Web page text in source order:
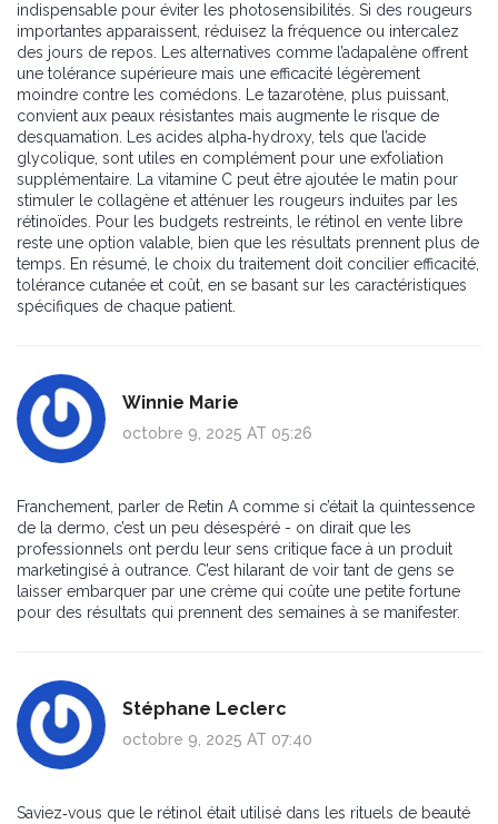
indispensable pour éviter les photosensibilités. Si des rougeurs
importantes apparaissent, réduisez la fréquence ou intercalez
des jours de repos. Les alternatives comme l’adapalène offrent
une tolérance supérieure mais une efficacité légèrement
moindre contre les comédons. Le tazarotène, plus puissant,
convient aux peaux résistantes mais augmente le risque de
desquamation. Les acides alpha‑hydroxy, tels que l’acide
glycolique, sont utiles en complément pour une exfoliation
supplémentaire. La vitamine C peut être ajoutée le matin pour
stimuler le collagène et atténuer les rougeurs induites par les
rétinoïdes. Pour les budgets restreints, le rétinol en vente libre
reste une option valable, bien que les résultats prennent plus de
temps. En résumé, le choix du traitement doit concilier efficacité,
tolérance cutanée et coût, en se basant sur les caractéristiques
spécifiques de chaque patient.
Winnie Marie
octobre 9, 2025 AT 05:26
Franchement, parler de Retin A comme si c’était la quintessence
de la dermo, c’est un peu désespéré - on dirait que les
professionnels ont perdu leur sens critique face à un produit
marketingisé à outrance. C’est hilarant de voir tant de gens se
laisser embarquer par une crème qui coûte une petite fortune
pour des résultats qui prennent des semaines à se manifester.
Stéphane Leclerc
octobre 9, 2025 AT 07:40
Saviez‑vous que le rétinol était utilisé dans les rituels de beauté